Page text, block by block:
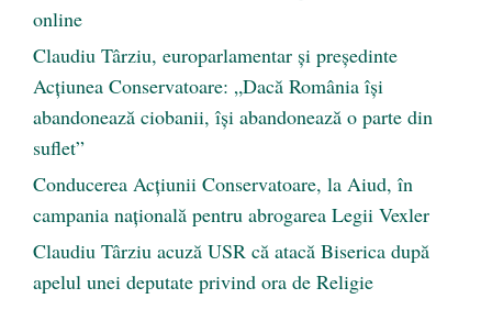
online
Claudiu Târziu, europarlamentar și președinte
Acțiunea Conservatoare: „Dacă România își
abandonează ciobanii, își abandonează o parte din
suflet”
Conducerea Acțiunii Conservatoare, la Aiud, în
campania națională pentru abrogarea Legii Vexler
Claudiu Târziu acuză USR că atacă Biserica după
apelul unei deputate privind ora de Religie